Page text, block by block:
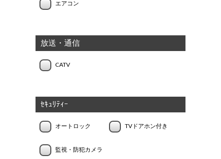
エアコン
放送・通信
CATV
ｾｷｭﾘﾃｨｰ
オートロック TVドアホン付き
監視・防犯カメラ